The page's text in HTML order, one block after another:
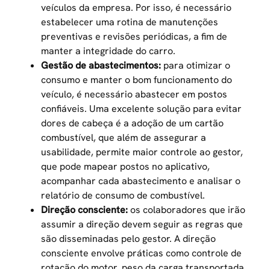
veículos da empresa. Por isso, é necessário
estabelecer uma rotina de manutenções
preventivas e revisões periódicas, a fim de
manter a integridade do carro.
Gestão de abastecimentos: para otimizar o
consumo e manter o bom funcionamento do
veículo, é necessário abastecer em postos
confiáveis. Uma excelente solução para evitar
dores de cabeça é a adoção de um cartão
combustível, que além de assegurar a
usabilidade, permite maior controle ao gestor,
que pode mapear postos no aplicativo,
acompanhar cada abastecimento e analisar o
relatório de consumo de combustível.
Direção consciente:os colaboradores que irão
assumir a direção devem seguir as regras que
são disseminadas pelo gestor. A direção
consciente envolve práticas como controle de